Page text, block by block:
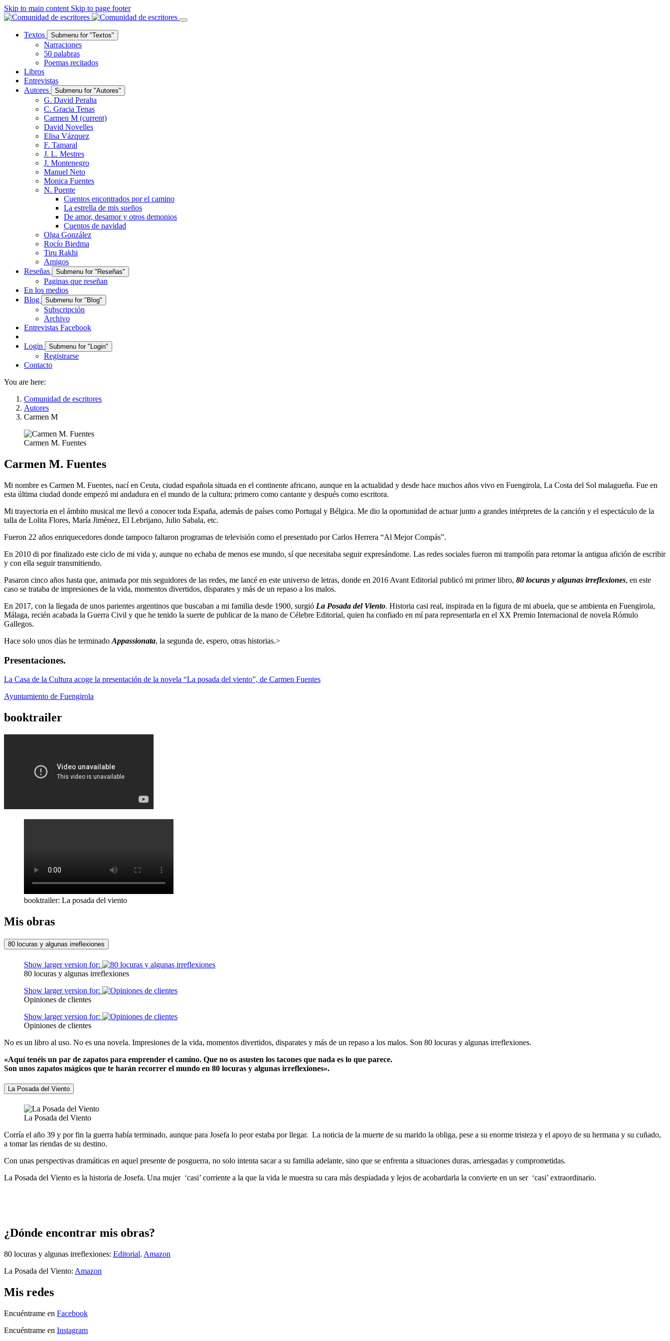
Skip to main content Skip to page footer
Textos Submenu for "Textos"
Narraciones
50 palabras
Poemas recitados
Libros
Entrevistas
Autores
Submenu for "Autores"
G. David Peralta
C. Gracia Tenas
Carmen M (current)
David Novelles
Elisa Vázquez
F. Tamaral
J. L. Mestres
J. Montenegro
Manuel Neto
Monica Fuentes
N. Puente
Cuentos encontrados por el camino
La estrella de mis sueños
De amor, desamor y otros demonios
Cuentos de navidad
Olga González
Rocío Biedma
Tiru Rakhi
Amigos
Reseñas
Submenu for "Reseñas"
Paginas que reseñan
En los medios
Blog
Submenu for "Blog"
Subscripción
Archivo
Entrevistas Facebook
Login Submenu for "Login"
Registrarse
Contacto
You are here:
Comunidad de escritores
Autores
Carmen M
Carmen M. Fuentes
Carmen M. Fuentes
Mi nombre es Carmen M. Fuentes, nací en Ceuta, ciudad española situada en el continente africano, aunque en la actualidad y desde hace muchos años vivo en Fuengirola, La Costa del Sol malagueña. Fue en
esta última ciudad donde empezó mi andadura en el mundo de la cultura; primero como cantante y después como escritora.
Mi trayectoria en el ámbito musical me llevó a conocer toda España, además de países como Portugal y Bélgica. Me dio la oportunidad de actuar junto a grandes intérpretes de la canción y el espectáculo de la
talla de Lolita Flores, María Jiménez, El Lebrijano, Julio Sabala, etc.
Fueron 22 años enriquecedores donde tampoco faltaron programas de televisión como el presentado por Carlos Herrera “Al Mejor Compás”.
En 2010 di por finalizado este ciclo de mi vida y, aunque no echaba de menos ese mundo, sí que necesitaba seguir expresándome. Las redes sociales fueron mi trampolín para retomar la antigua afición de escribir
y con ella seguir transmitiendo.
Pasaron cinco años hasta que, animada por mis seguidores de las redes, me lancé en este universo de letras, donde en 2016 Avant Editorial publicó mi primer libro, 80 locuras y algunas irreflexiones, en este
caso se trataba de impresiones de la vida, momentos divertidos, disparates y más de un repaso a los malos.
En 2017, con la llegada de unos parientes argentinos que buscaban a mi familia desde 1900, surgió La Posada del Viento. Historia casi real, inspirada en la figura de mi abuela, que se ambienta en Fuengirola,
Málaga, recién acabada la Guerra Civil y que he tenido la suerte de publicar de la mano de Célebre Editorial, quien ha confiado en mí para representarla en el XX Premio Internacional de novela Rómulo
Gallegos.
Hace solo unos días he terminado Appassionata, la segunda de, espero, otras historias.>
Presentaciones.
La Casa de la Cultura acoge la presentación de la novela “La posada del viento”, de Carmen Fuentes
Ayuntamiento de Fuengirola
booktrailer
booktrailer: La posada del viento
Mis obras
80 locuras y algunas irreflexiones
Show larger version for:
80 locuras y algunas irreflexiones
Show larger version for:
Opiniones de clientes
Show larger version for:
Opiniones de clientes
No es un libro al uso. No es una novela. Impresiones de la vida, momentos divertidos, disparates y más de un repaso a los malos. Son 80 locuras y algunas irreflexiones.
«Aquí tenéis un par de zapatos para emprender el camino. Que no os asusten los tacones que nada es lo que parece.
Son unos zapatos mágicos que te harán recorrer el mundo en 80 locuras y algunas irreflexiones».
La Posada del Viento
La Posada del Viento
Corría el año 39 y por fin la guerra había terminado, aunque para Josefa lo peor estaba por llegar. La noticia de la muerte de su marido la obliga, pese a su enorme tristeza y el apoyo de su hermana y su cuñado,
a tomar las riendas de su destino.
Con unas perspectivas dramáticas en aquel presente de posguerra, no solo intenta sacar a su familia adelante, sino que se enfrenta a situaciones duras, arriesgadas y comprometidas.
La Posada del Viento es la historia de Josefa. Una mujer ‘casi’ corriente a la que la vida le muestra su cara más despiadada y lejos de acobardarla la convierte en un ser ‘casi’ extraordinario.
¿Dónde encontrar mis obras?
80 locuras y algunas irreflexiones: Editorial. Amazon
La Posada del Viento: Amazon
Mis redes
Encuéntrame en Facebook
Encuéntrame en Instagram